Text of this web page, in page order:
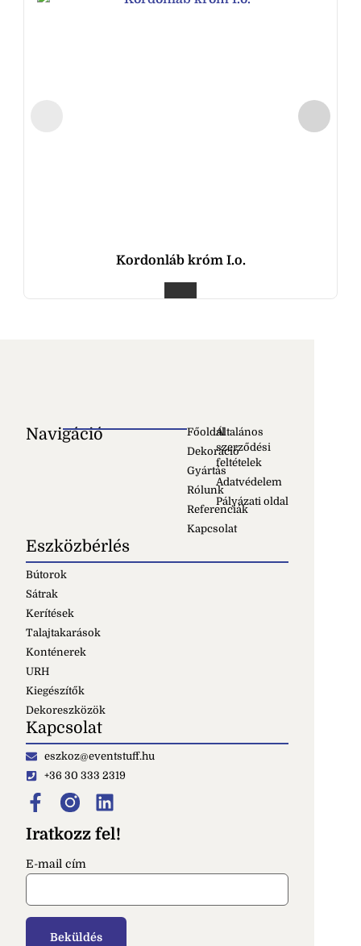
Kordonláb króm I.o.
Navigáció
Főoldal
Dekoráció
Gyártás
Rólunk
Referenciák
Kapcsolat
Általános
szerződési
feltételek
Adatvédelem
Pályázati oldal
Eszközbérlés
Bútorok
Sátrak
Kerítések
Talajtakarások
Konténerek
URH
Kiegészítők
Dekoreszközök
Kapcsolat
eszkoz@eventstuff.hu
+36 30 333 2319
Iratkozz fel!
E-mail cím